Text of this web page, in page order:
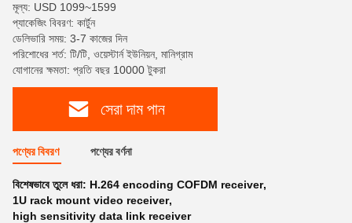
মূল্য: USD 1099~1599
প্যাকেজিং বিবরণ: কার্টুন
ডেলিভারি সময়: 3-7 কাজের দিন
পরিশোধের শর্ত: টি/টি, ওয়েস্টার্ন ইউনিয়ন, মানিগ্রাম
যোগানের ক্ষমতা: প্রতি বছর 10000 টুকরা
সেরা দাম পান
পণ্যের বিবরণ পণ্যের বর্ণনা
বিশেষভাবে তুলে ধরা: H.264 encoding COFDM receiver,
1U rack mount video receiver,
high sensitivity data link receiver